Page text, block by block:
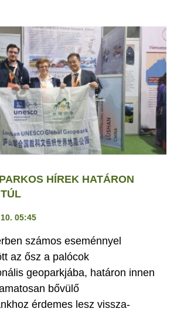
HÍREK HATÁRON
05:45
számos eseménnyel
az ősz a palócok
geoparkjába, határon innen
bővülő
érdemes lesz vissza-